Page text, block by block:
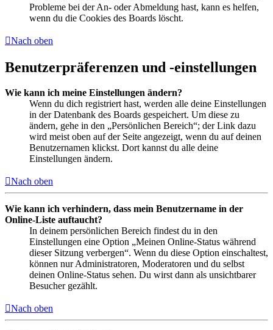
Probleme bei der An- oder Abmeldung hast, kann es helfen,
wenn du die Cookies des Boards löscht.
Nach oben
Benutzerpräferenzen und -einstellungen
Wie kann ich meine Einstellungen ändern?
Wenn du dich registriert hast, werden alle deine Einstellungen
in der Datenbank des Boards gespeichert. Um diese zu
ändern, gehe in den „Persönlichen Bereich“; der Link dazu
wird meist oben auf der Seite angezeigt, wenn du auf deinen
Benutzernamen klickst. Dort kannst du alle deine
Einstellungen ändern.
Nach oben
Wie kann ich verhindern, dass mein Benutzername in der
Online-Liste auftaucht?
In deinem persönlichen Bereich findest du in den
Einstellungen eine Option „Meinen Online-Status während
dieser Sitzung verbergen“. Wenn du diese Option einschaltest,
können nur Administratoren, Moderatoren und du selbst
deinen Online-Status sehen. Du wirst dann als unsichtbarer
Besucher gezählt.
Nach oben